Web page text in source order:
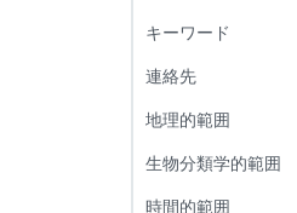
キーワード
連絡先
地理的範囲
生物分類学的範囲
時間的範囲